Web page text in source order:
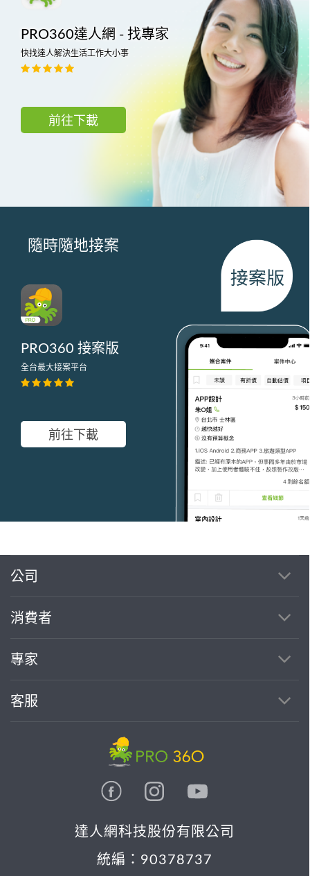
PRO360達人網 - 找專家
快找達人解決生活工作大小事
前往下載
隨時隨地接案
PRO360 接案版
全台最大接案平台
前往下載
公司
消費者
專家
客服
達人網科技股份有限公司
統編：90378737
繼續完成